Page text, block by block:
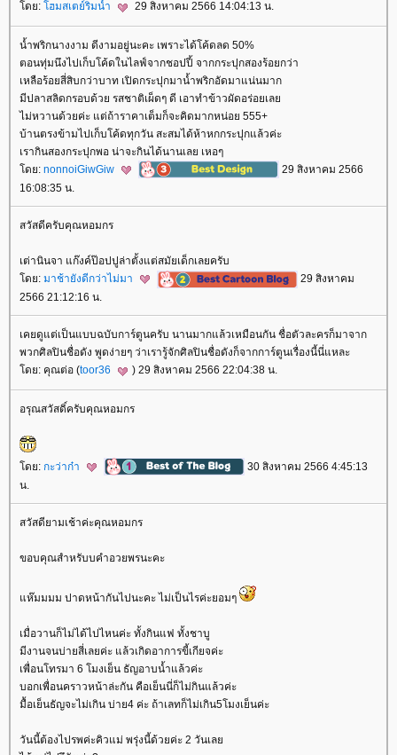
ดย: ฮมสเตย์ริมน้ำ 29 สิงหาคม 2566 14:04:13 น.
น้ำพริกนางงาม ดีงามอยู่นะคะ เพราะได้โค้ดลด 50%
ตอนทุ่มนึงไปเก็บโค้ดในไลฟ์จากชอปปี้ จากกระปุกสองร้อยกว่า
เหลือร้อยสี่สิบกว่าบาท เปิดกระปุกมาน้ำพริกอัดมาแน่นมาก
มีปลาสลิดกรอบด้วย รสชาติเผ็ดๆ ดี เอาทำข้าวผัดอร่อยเล
ไม่หวานด้วยค่ะ แต่ถ้าราคาเต็มก็จะคิดมากหน่อย 555+
บ้านตรงข้ามไปเก็บโค้ดทุกวัน สะสมได้ห้าหกกระปุกแล้วค่ะ
เรากินสองกระปุกพอ น่าจะกินได้นานเลย เหอๆ
ดย: nonnoiGiwGiw
29 สิงหาคม 2566
16:08:35 น.
สวัสดีครับคุณหอมกร
เต่านินจา แก๊งค์ป๊อปปูล่าตั้งแต่สมัยเด็กเลยครับ
ดย: มาช้ายังดีกว่าไม่มา
29 สิงหาคม
2566 21:12:16 น.
เคยดูแต่เป็นแบบฉบับการ์ตูนครับ นานมากแล้วเหมือนกัน ชื่อตัวละครก็มาจาก
พวกศิลปินชื่อดัง พูดง่ายๆ ว่าเรารู้จักศิลปินชื่อดังก็จากการ์ตูนเรื่องนี้นี่แหละ
ดย: คุณต่อ (toor36 ) 29 สิงหาคม 2566 22:04:38 น.
อรุณสวัสดิ์ครับคุณหอมกร
ดย: กะว่าก๋า
30 สิงหาคม 2566 4:45:13
น.
สวัสดียามเช้าค่ะคุณหอมกร
ขอบคุณสำหรับบคำอวยพรนะคะ
ห๊มมมม ปาดหน้ากันไปนะคะ ไม่เป็นไรค่ะยอมๆ
เมื่อวานก็ไม่ได้ไปไหนค่ะ ทั้งกินแฟ ทั้งชาบู
มีงานจนบ่ายสี่เลยค่ะ แล้วเกิดอาการขี้เกียจค่ะ
เพื่อนโทรมา 6 โมงเย็น ธัญอาบน้ำแล้วค่ะ
บอกเพื่อนคราวหน้าล่ะกัน คือเย็นนี่ก็ไม่กินแล้วค่ะ
มื้อเย็นธัญจะไม่เกิน บ่าย4 ค่ะ ถ้าเลทก็ไม่เกิน5โมงเย็นค่ะ
วันนี้ต้องไปรพค่ะคิวแม่ พรุ่งนี้ด้วยค่ะ 2 วันเล